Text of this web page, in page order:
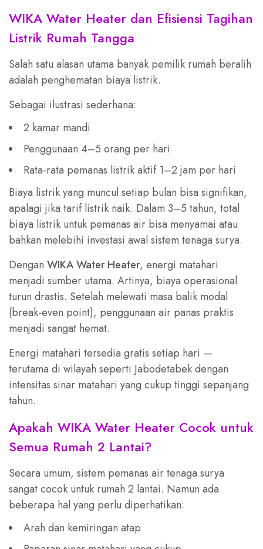
WIKA Water Heater dan Efisiensi Tagihan
Listrik Rumah Tangga
Salah satu alasan utama banyak pemilik rumah beralih
adalah penghematan biaya listrik.
Sebagai ilustrasi sederhana:
2 kamar mandi
Penggunaan 4–5 orang per hari
Rata-rata pemanas listrik aktif 1–2 jam per hari
Biaya listrik yang muncul setiap bulan bisa signifikan,
apalagi jika tarif listrik naik. Dalam 3–5 tahun, total
biaya listrik untuk pemanas air bisa menyamai atau
bahkan melebihi investasi awal sistem tenaga surya.
Dengan WIKA Water Heater, energi matahari
menjadi sumber utama. Artinya, biaya operasional
turun drastis. Setelah melewati masa balik modal
(break-even point), penggunaan air panas praktis
menjadi sangat hemat.
Energi matahari tersedia gratis setiap hari —
terutama di wilayah seperti Jabodetabek dengan
intensitas sinar matahari yang cukup tinggi sepanjang
tahun.
Apakah WIKA Water Heater Cocok untuk
Semua Rumah 2 Lantai?
Secara umum, sistem pemanas air tenaga surya
sangat cocok untuk rumah 2 lantai. Namun ada
beberapa hal yang perlu diperhatikan:
Arah dan kemiringan atap